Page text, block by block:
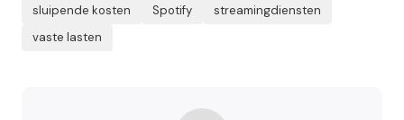
sluipende kosten Spotify
streamingdiensten
vaste lasten